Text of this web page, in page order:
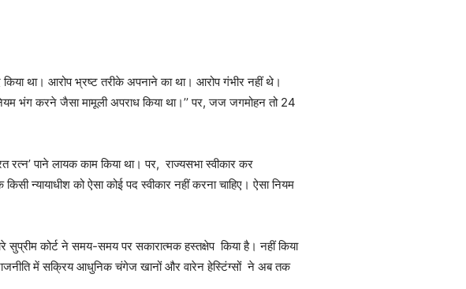
था। आरोप भ्रष्ट तरीके अपनाने का था। आरोप गंभीर नहीं थे।
भंग करने जैसा मामूली अपराध किया था।’’ पर, जज जगमोहन तो 24
पाने लायक काम किया था। पर, राज्यसभा स्वीकार कर
न्यायाधीश को ऐसा कोई पद स्वीकार नहीं करना चाहिए। ऐसा नियम
कोर्ट ने समय-समय पर सकारात्मक हस्तक्षेप किया है। नहीं किया
राजनीति में सक्रिय आधुनिक चंगेज खानों और वारेन हेस्टिंग्सों ने अब तक